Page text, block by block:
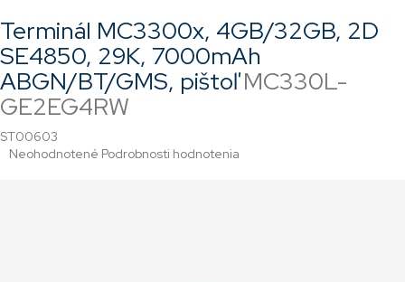
Terminál MC3300x, 4GB/32GB, 2D
SE4850, 29K, 7000mAh
ABGN/BT/GMS, pištoľMC330L-
GE2EG4RW
ST00603
Priemerné
Neohodnotené Podrobnosti hodnotenia